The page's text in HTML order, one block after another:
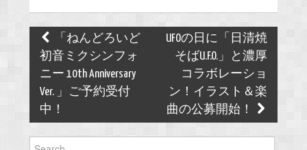
Post
navigation
「ねんどろいど
初音ミクシンフォ
ニー 10th Anniversary
Ver. 」ご予約受付
中！
UFOの日に「日清焼
そばU.F.O.」と濃厚
コラボレーショ
ン！イラスト＆楽
曲の公募開始！